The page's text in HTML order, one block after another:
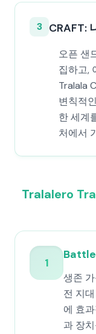
3 CRAFT:
오픈 샌
집하고,
Tralala
변칙적
한 세계
처에서
Tralalero
1
Battle
생존
전 지
에 효
과 장